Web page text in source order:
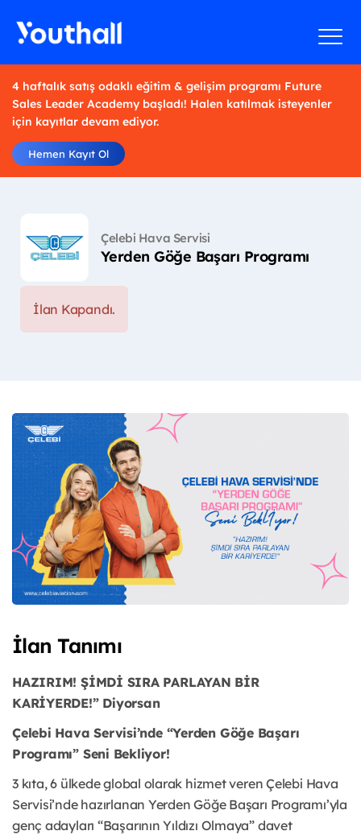
4 haftalık satış odaklı eğitim & gelişim programı Future
Sales Leader Academy başladı! Halen katılmak isteyenler
için kayıtlar devam ediyor.
Hemen Kayıt Ol
Çelebi Hava Servisi
Yerden Göğe Başarı Programı
İlan Kapandı.
İlan Tanımı
HAZIRIM! ŞİMDİ SIRA PARLAYAN BİR
KARİYERDE!” Diyorsan
Çelebi Hava Servisi’nde “Yerden Göğe Başarı
Programı” Seni Bekliyor!
3 kıta, 6 ülkede global olarak hizmet veren Çelebi Hava
Servisi’nde hazırlanan Yerden Göğe Başarı Programı’yla
genç adayları “Başarının Yıldızı Olmaya” davet